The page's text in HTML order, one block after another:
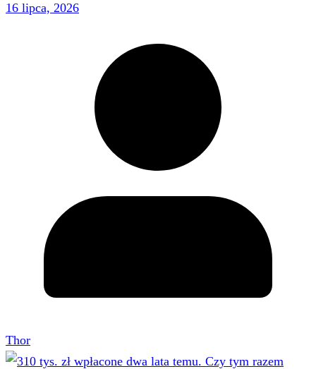
16 lipca, 2026
Thor